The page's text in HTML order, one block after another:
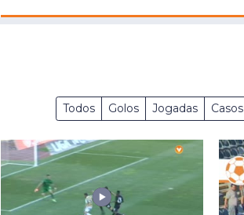
Todos Golos Jogadas Casos